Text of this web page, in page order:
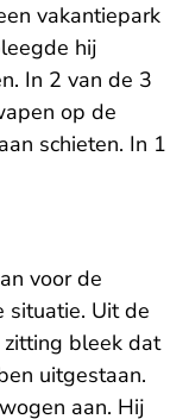
vakantiepark
hij
In 2 van de 3
op de
schieten. In 1
voor de
situatie. Uit de
bleek dat
uitgestaan.
aan. Hij